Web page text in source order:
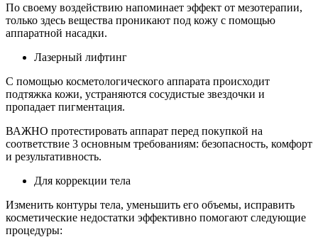
По своему воздействию напоминает эффект от мезотерапии,
только здесь вещества проникают под кожу с помощью
аппаратной насадки.
Лазерный лифтинг
С помощью косметологического аппарата происходит
подтяжка кожи, устраняются сосудистые звездочки и
пропадает пигментация.
ВАЖНО протестировать аппарат перед покупкой на
соответствие 3 основным требованиям: безопасность, комфорт
и результативность.
Для коррекции тела
Изменить контуры тела, уменьшить его объемы, исправить
косметические недостатки эффективно помогают следующие
процедуры: